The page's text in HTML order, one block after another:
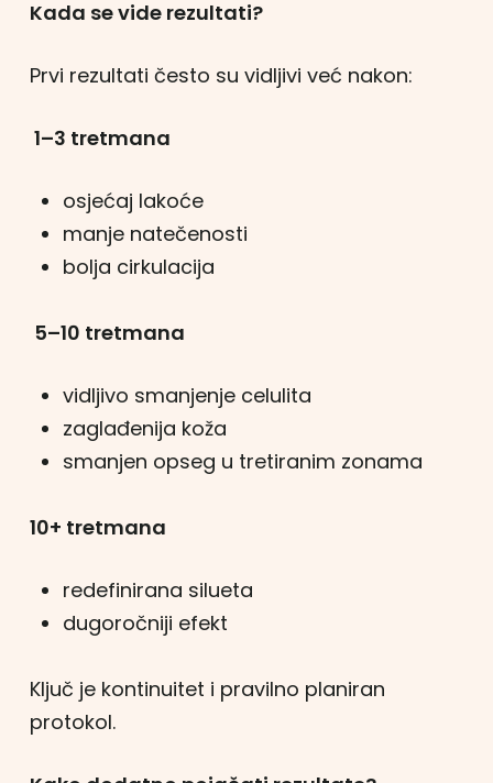
Kada se vide rezultati?
Prvi rezultati često su vidljivi već nakon:
1–3 tretmana
osjećaj lakoće
manje natečenosti
bolja cirkulacija
5–10 tretmana
vidljivo smanjenje celulita
zaglađenija koža
smanjen opseg u tretiranim zonama
10+ tretmana
redefinirana silueta
dugoročniji efekt
Ključ je kontinuitet i pravilno planiran
protokol.